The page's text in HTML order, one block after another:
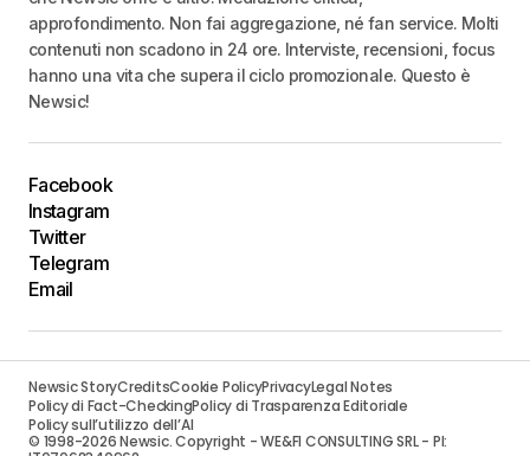
approfondimento. Non fai aggregazione, né fan service. Molti
contenuti non scadono in 24 ore. Interviste, recensioni, focus
hanno una vita che supera il ciclo promozionale. Questo è
Newsic!
Facebook
Instagram
Twitter
Telegram
Email
Newsic StoryCreditsCookie PolicyPrivacyLegal Notes
Policy di Fact-CheckingPolicy di Trasparenza Editoriale
Policy sull’utilizzo dell’AI
© 1998-2026 Newsic. Copyright - WE&FI CONSULTING SRL - PI: